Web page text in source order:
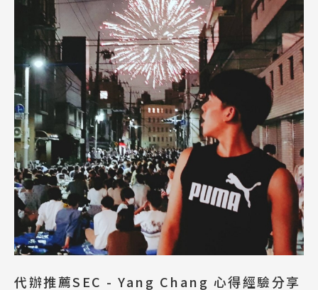
代辦推薦SEC - Yang Chang 心得經驗分享